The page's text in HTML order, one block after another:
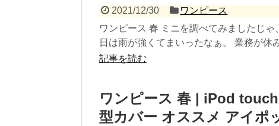
2021/12/30
ワンピース
ワンピース 春 ミニを調べてみましたじ
日は雨が強くてまいったなぁ。 業務が休
記事を読む
ワンピース 春 | iPod
型カバー オススメ アイポ